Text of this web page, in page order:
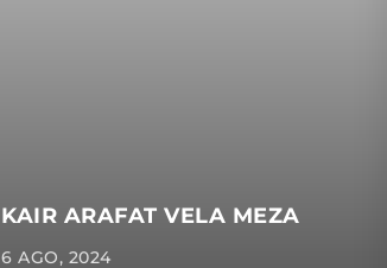
KAIR ARAFAT VELA MEZA
6 AGO, 2024